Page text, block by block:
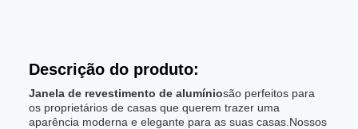
Descrição do produto:
Janela de revestimento de alumíniosão perfeitos para
os proprietários de casas que querem trazer uma
aparência moderna e elegante para as suas casas.Nossos